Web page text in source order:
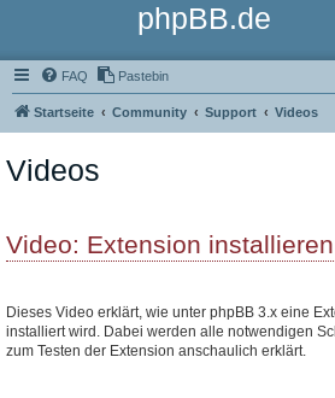
phpBB.de
FAQ Pastebin
Startseite Community Support Videos
Videos
Video: Extension installieren
Dieses Video erklärt, wie unter phpBB 3.x eine
installiert wird. Dabei werden alle notwendigen
zum Testen der Extension anschaulich erklärt.